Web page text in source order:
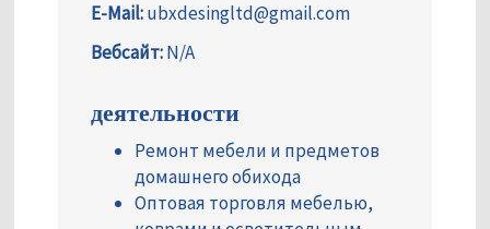
E-Mail:ubxdesingltd@gmail.com
Вебсайт:N/A
деятельности
Ремонт мебели и предметов
домашнего обихода
Оптовая торговля мебелью,